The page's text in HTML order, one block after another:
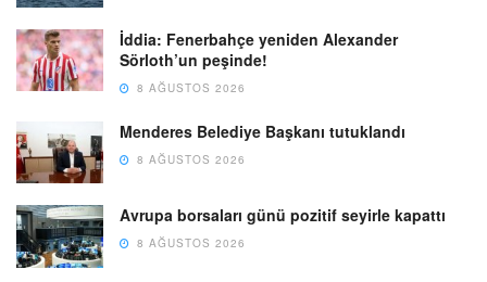
İddia: Fenerbahçe yeniden Alexander
Sörloth’un peşinde!
8 AĞUSTOS 2026
Menderes Belediye Başkanı tutuklandı
8 AĞUSTOS 2026
Avrupa borsaları günü pozitif seyirle kapattı
8 AĞUSTOS 2026